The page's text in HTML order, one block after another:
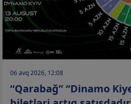
06 avq 2026, 12:08
“Qarabağ” “Dinamo